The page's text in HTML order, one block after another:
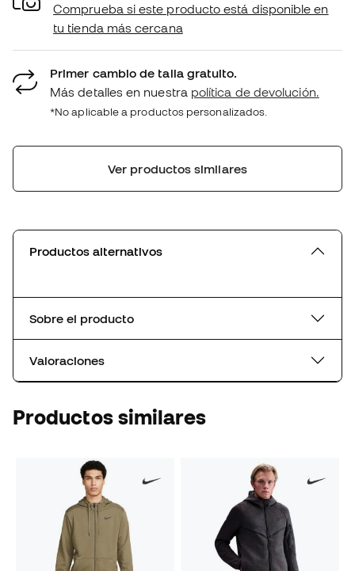
Comprueba si este producto está disponible en
tu tienda más cercana
Primer cambio de talla gratuito.
Más detalles en nuestra política de devolución.
*No aplicable a productos personalizados.
Ver productos similares
Productos alternativos
Sobre el producto
Valoraciones
Productos similares